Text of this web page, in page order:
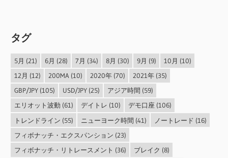
タグ
5月 (21) 6月 (28) 7月 (34) 8月 (30) 9月 (9) 10月 (10)
12月 (12) 200MA (10) 2020年(70) 2021年(35)
GBP/JPY(105) USD/JPY(25) アジア時間 (59)
エリオット波動 (61) デイトレ (10) デモ口座 (106)
トレンドライン (55) ニューヨーク時間 (41) ノートレード (16)
フィボナッチ・エクスパンション (23)
フィボナッチ・リトレースメント (36) ブレイク (8)